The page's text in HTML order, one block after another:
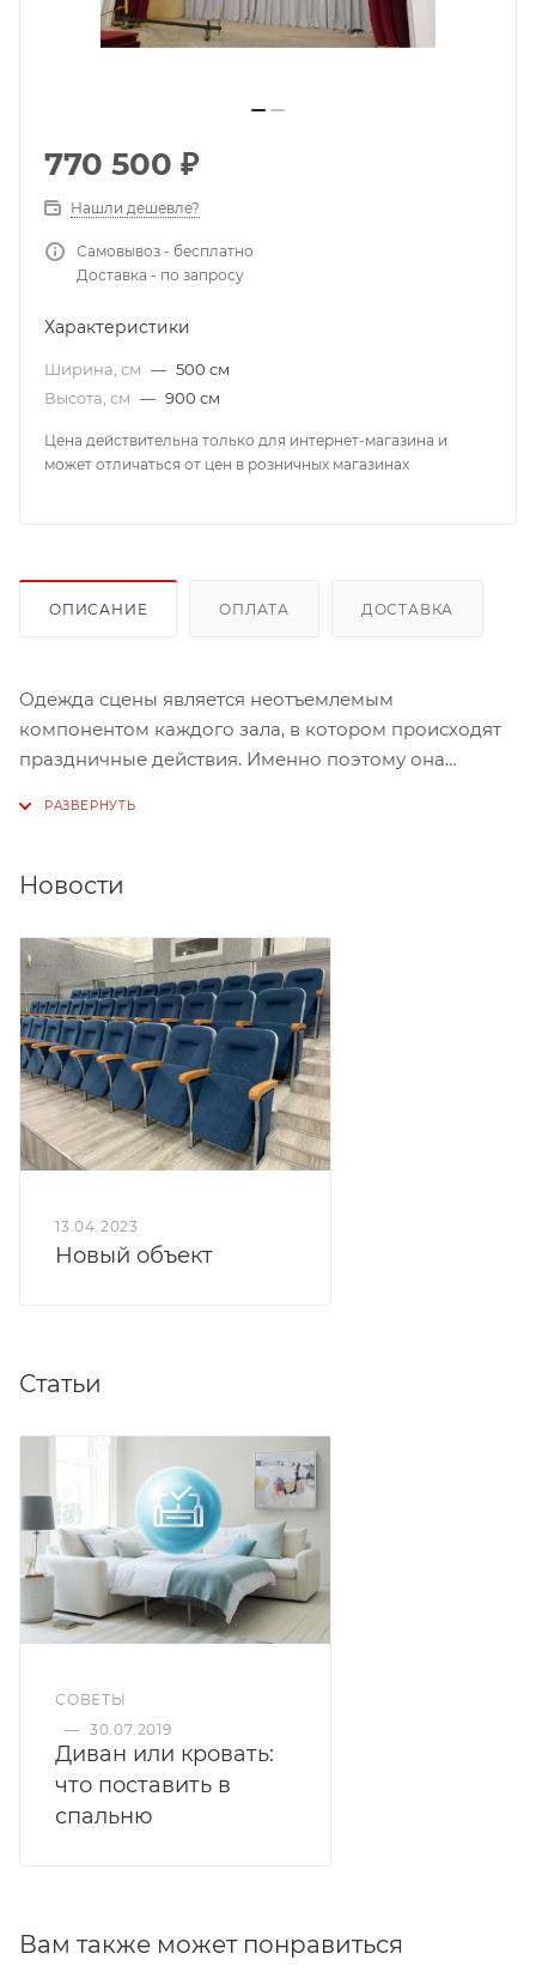
770 500 ₽
Нашли дешевле?
Самовывоз - бесплатно
Доставка - по запросу
Характеристики
Ширина, см — 500 см
Высота, см — 900 см
Цена действительна только для интернет-магазина и
может отличаться от цен в розничных магазинах
ОПИСАНИЕ ОПЛАТА ДОСТАВКА
Одежда сцены является неотъемлемым
компонентом каждого зала, в котором происходят
праздничные действия. Именно поэтому она
блекаута в сочетании с бархатом. Эти два материала
отлично гармонируют, а помимо этого
подобранные цвета – белый и мягкий бордо,
дополняют это сочетание и вместе создают
неповторимый ансамбль. Арлекин обрамлен
золотым цветом, подчеркивающим глубокий цвет
занавеса.
Новости
13.04.2023
Новый объект
Статьи
СОВЕТЫ
— 30.07.2019
Диван или кровать:
что поставить в
спальню
Вам также может понравиться